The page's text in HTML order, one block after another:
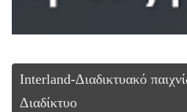
Interland-Διαδικτυακό
Διαδίκτυο